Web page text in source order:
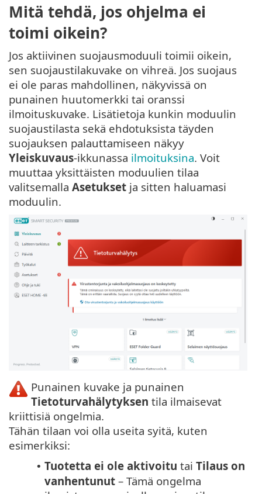
Mitä tehdä, jos ohjelma ei
toimi oikein?
Jos aktiivinen suojausmoduuli toimii oikein,
sen suojaustilakuvake on vihreä. Jos suojaus
ei ole paras mahdollinen, näkyvissä on
punainen huutomerkki tai oranssi
ilmoituskuvake. Lisätietoja kunkin moduulin
suojaustilasta sekä ehdotuksista täyden
suojauksen palauttamiseen näkyy
Yleiskuvaus-ikkunassa ilmoituksina. Voit
muuttaa yksittäisten moduulien tilaa
valitsemalla Asetukset ja sitten haluamasi
moduulin.
Punainen kuvake ja punainen
Tietoturvahälytyksen tila ilmaisevat
kriittisiä ongelmia.
Tähän tilaan voi olla useita syitä, kuten
esimerkiksi:
• Tuotetta ei ole aktivoitu tai Tilaus on
vanhentunut – Tämä ongelma